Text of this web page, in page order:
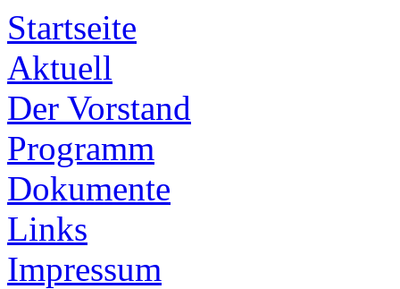
Startseite
Aktuell
Der Vorstand
Programm
Dokumente
Links
Impressum